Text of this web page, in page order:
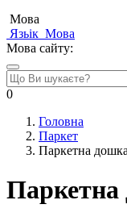
Мова
Язьік Мова
Мова сайту:
0
Головна
Паркет
Паркетна дошка
Паркетна